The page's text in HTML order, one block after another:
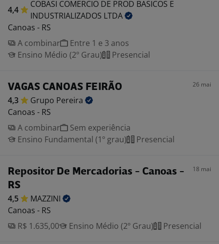
4,4
COBASI COMERCIO DE PROD BASICOS E
INDUSTRIALIZADOS LTDA
Canoas - RS
A combinar
Entre 1 e 3 anos
Ensino Médio (2º Grau)
Presencial
VAGAS CANOAS FEIRÃO 26 mai
4,3 Grupo Pereira
Canoas - RS
A combinar
Sem experiência
Ensino Fundamental (1º grau)
Presencial
Repositor De Mercadorias - Canoas -
RS
18 mai
4,5
MAZZINI
Canoas - RS
R$ 1.635,00
Ensino Médio (2º Grau) Presencial